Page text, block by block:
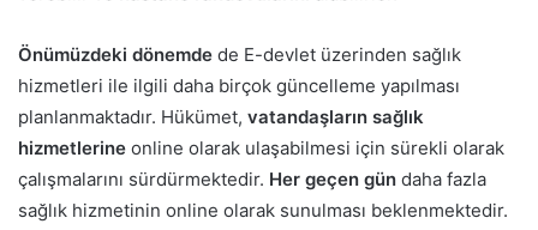
Önümüzdeki dönemde de E-devlet üzerinden sağlık
hizmetleri ile ilgili daha birçok güncelleme yapılması
planlanmaktadır. Hükümet, vatandaşların sağlık
hizmetlerine online olarak ulaşabilmesi için sürekli olarak
çalışmalarını sürdürmektedir. Her geçen gün daha fazla
sağlık hizmetinin online olarak sunulması beklenmektedir.